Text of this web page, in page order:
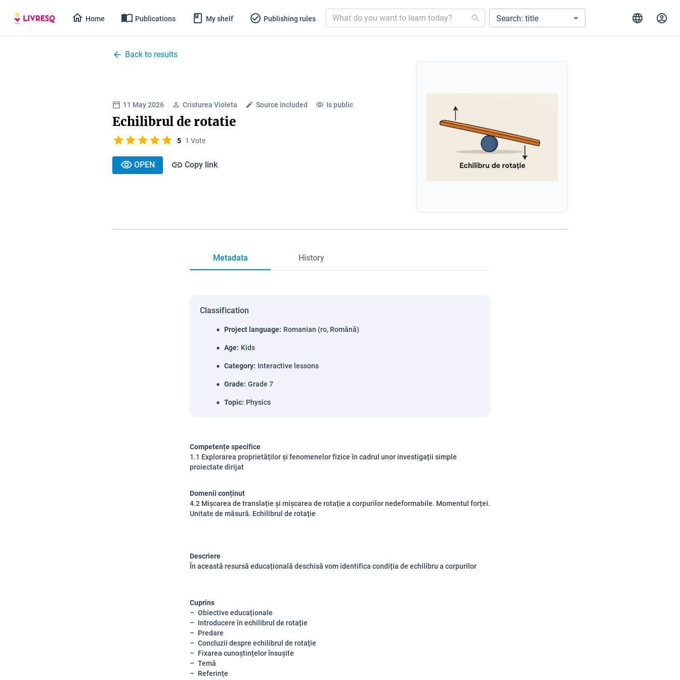
Home Publications My shelf Publishing rules Search: title
Back to results
11 May 2026 Cristurea Violeta Source included Is public
Echilibrul de rotatie
5 1 Vote
OPEN Copy link
Metadata History
Classification
Project language: Romanian (ro, Română)
Age: Kids
Category: Interactive lessons
Grade: Grade 7
Topic: Physics
Competențe specifice
1.1 Explorarea proprietăților și fenomenelor fizice în cadrul unor investigații simple
proiectate dirijat
Domenii conținut
4.2 Mișcarea de translație și mișcarea de rotație a corpurilor nedeformabile. Momentul forței.
Unitate de măsură. Echilibrul de rotație
Descriere
În această resursă educațională deschisă vom identifica condiția de echilibru a corpurilor
Cuprins
Obiective educaționale
Introducere în echilibrul de rotație
Predare
Concluzii despre echilibrul de rotație
Fixarea cunoștințelor însușite
Temă
Referințe